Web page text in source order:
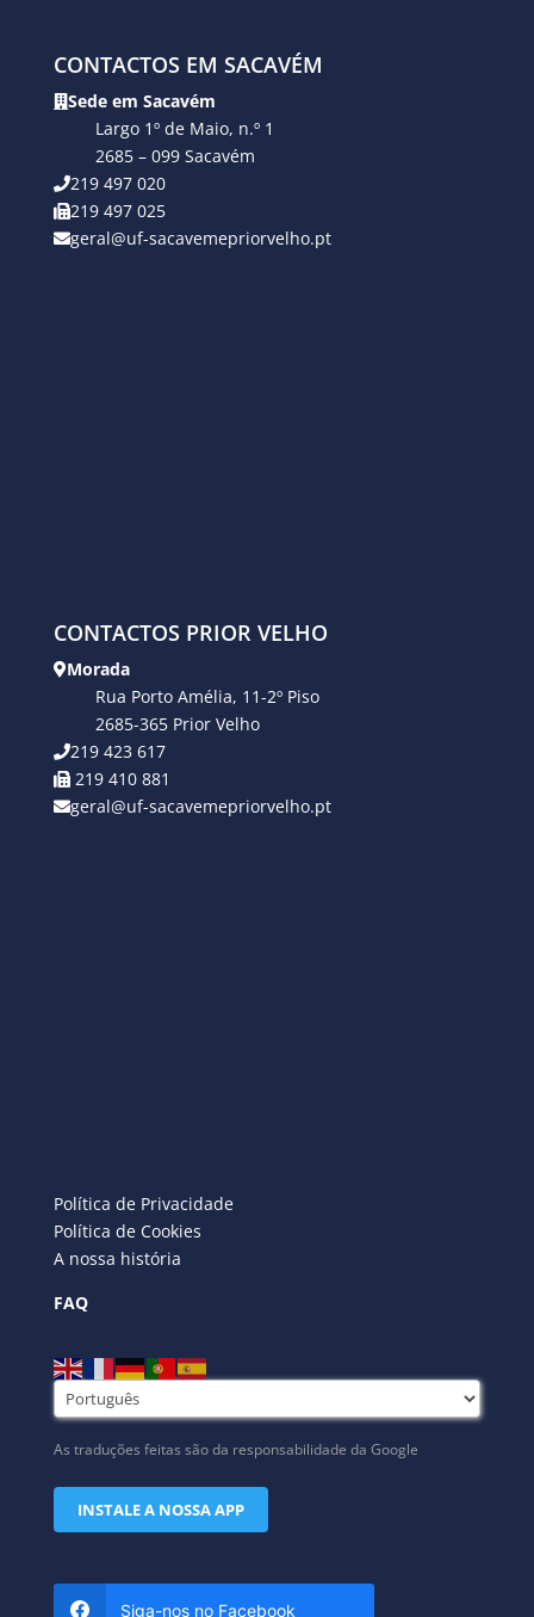
CONTACTOS EM SACAVÉM
Sede em Sacavém
Largo 1º de Maio, n.º 1
2685 – 099 Sacavém
219 497 020
219 497 025
geral@uf-sacavemepriorvelho.pt
CONTACTOS PRIOR VELHO
Morada
Rua Porto Amélia, 11-2º Piso
2685-365 Prior Velho
219 423 617
219 410 881
geral@uf-sacavemepriorvelho.pt
Política de Privacidade
Política de Cookies
A nossa história
FAQ
As traduções feitas são da responsabilidade da Google
INSTALE A NOSSA APP
Siga-nos no Facebook